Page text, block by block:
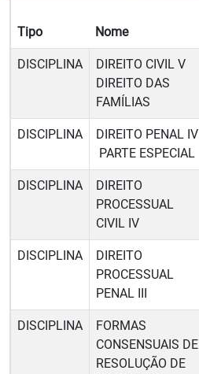
Tipo Nome
DISCIPLINA
DIREITO CIVIL V 
DIREITO DAS
FAMÍLIAS
DISCIPLINA
DIREITO PENAL IV
 PARTE ESPECIAL
DISCIPLINA
DIREITO
PROCESSUAL
CIVIL IV
DISCIPLINA
DIREITO
PROCESSUAL
PENAL III
DISCIPLINA
FORMAS
CONSENSUAIS DE
RESOLUÇÃO DE